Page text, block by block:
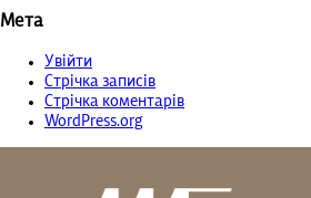
Мета
Увійти
Стрічка записів
Стрічка коментарів
WordPress.org